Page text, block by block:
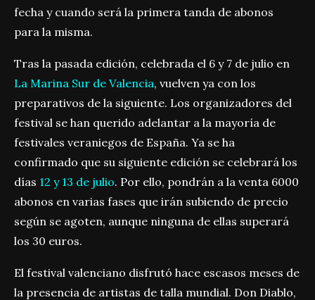
fecha y cuando será la primera tanda de abonos
para la misma.
Tras la pasada edición, celebrada el 6 y 7 de julio en
La Marina Sur de Valencia, vuelven ya con los
preparativos de la siguiente. Los organizadores del
festival se han querido adelantar a la mayoría de
festivales veraniegos de España. Ya se ha
confirmado que su siguiente edición se celebrará los
días 12 y 13 de julio. Por ello, pondrán a la venta 6000
abonos en varias fases que irán subiendo de precio
según se agoten, aunque ninguna de ellas superará
los 30 euros.
El festival valenciano disfrutó hace escasos meses de
la presencia de artistas de talla mundial. Don Diablo,